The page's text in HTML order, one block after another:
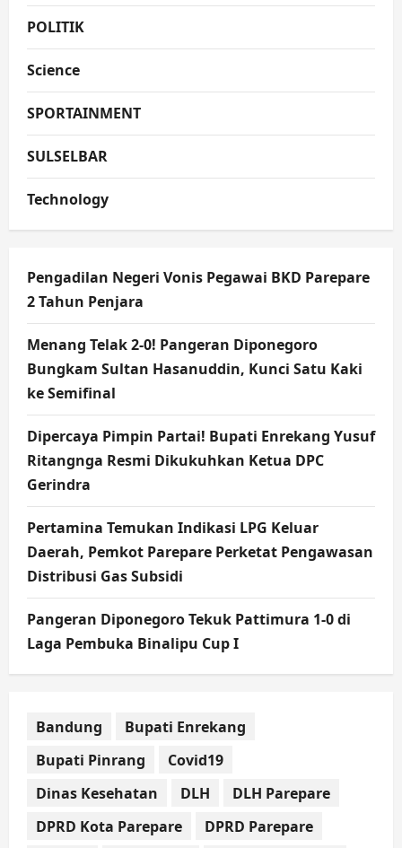
POLITIK
Science
SPORTAINMENT
SULSELBAR
Technology
Pengadilan Negeri Vonis Pegawai BKD Parepare
2 Tahun Penjara
Menang Telak 2-0! Pangeran Diponegoro
Bungkam Sultan Hasanuddin, Kunci Satu Kaki
ke Semifinal
Dipercaya Pimpin Partai! Bupati Enrekang Yusuf
Ritangnga Resmi Dikukuhkan Ketua DPC
Gerindra
Pertamina Temukan Indikasi LPG Keluar
Daerah, Pemkot Parepare Perketat Pengawasan
Distribusi Gas Subsidi
Pangeran Diponegoro Tekuk Pattimura 1-0 di
Laga Pembuka Binalipu Cup I
Bandung
Bupati Enrekang
Bupati Pinrang
Covid19
Dinas Kesehatan
DLH
DLH Parepare
DPRD Kota Parepare
DPRD Parepare